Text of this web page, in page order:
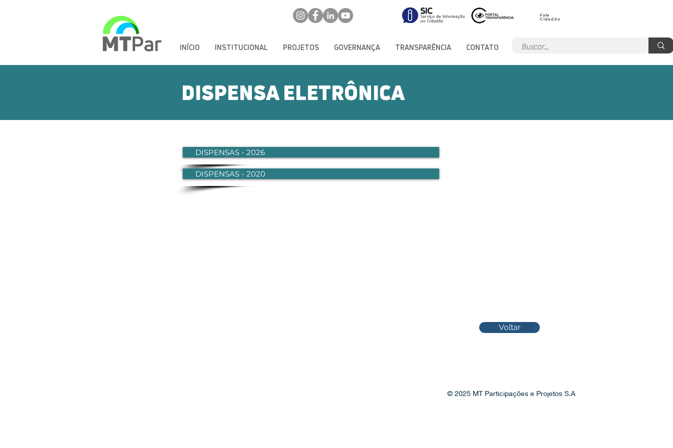
INÍCIO INSTITUCIONAL PROJETOS GOVERNANÇA TRANSPARÊNCIA CONTATO
Fale
Cidadão
DISPENSA ELETRÔNICA
DISPENSAS - 2026
DISPENSAS - 2020
Voltar
© 2025 MT Participações e Projetos S.A